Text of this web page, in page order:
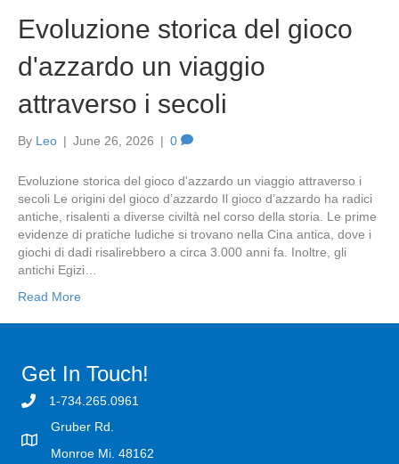
Evoluzione storica del gioco
d'azzardo un viaggio
attraverso i secoli
By Leo | June 26, 2026 | 0
Evoluzione storica del gioco d'azzardo un viaggio attraverso i
secoli Le origini del gioco d’azzardo Il gioco d’azzardo ha radici
antiche, risalenti a diverse civiltà nel corso della storia. Le prime
evidenze di pratiche ludiche si trovano nella Cina antica, dove i
giochi di dadi risalirebbero a circa 3.000 anni fa. Inoltre, gli
antichi Egizi…
Read More
Get In Touch!
1-734.265.0961
Gruber Rd.
Monroe Mi. 48162